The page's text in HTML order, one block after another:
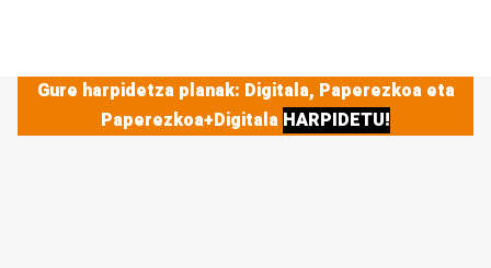
Gure harpidetza planak: Digitala, Paperezkoa eta
Paperezkoa+Digitala HARPIDETU!